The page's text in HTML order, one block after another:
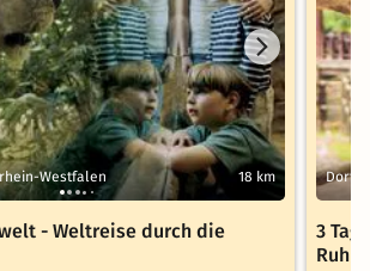
Westfalen 18 km
- Weltreise durch die
3